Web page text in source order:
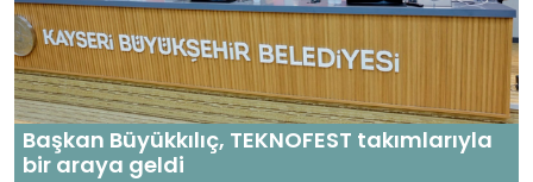
Başkan Büyükkılıç, TEKNOFEST takımlarıyla
bir araya geldi